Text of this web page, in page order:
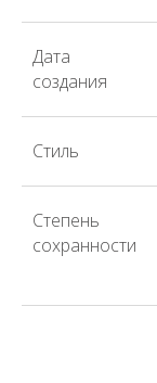
Дата
создания
Стиль
Степень
сохранности